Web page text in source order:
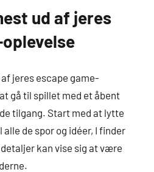
ud af jeres
jeres escape game-
gå til spillet med et åbent
tilgang. Start med at lytte
de spor og idéer, I finder
kan vise sig at være